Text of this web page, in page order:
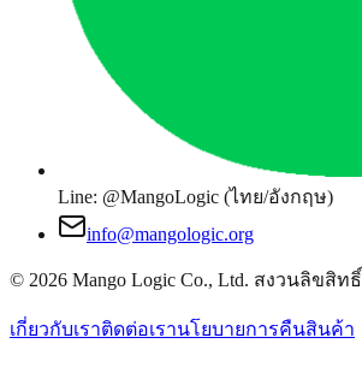
Line: @MangoLogic (ไทย/อังกฤษ)
info@mangologic.org
© 2026 Mango Logic Co., Ltd. สงวนลิขสิทธิ์
เกี่ยวกับเราติดต่อเรานโยบายการคืนสินค้า